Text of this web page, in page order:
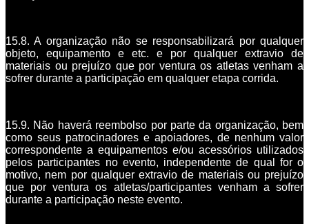
15.8. A organização não se responsabilizará por qualquer
objeto, equipamento e etc. e por qualquer extravio de
materiais ou prejuízo que por ventura os atletas venham a
sofrer durante a participação em qualquer etapa corrida.
15.9. Não haverá reembolso por parte da organização, bem
como seus patrocinadores e apoiadores, de nenhum valor
correspondente a equipamentos e/ou acessórios utilizados
pelos participantes no evento, independente de qual for o
motivo, nem por qualquer extravio de materiais ou prejuízo
que por ventura os atletas/participantes venham a sofrer
durante a participação neste evento.